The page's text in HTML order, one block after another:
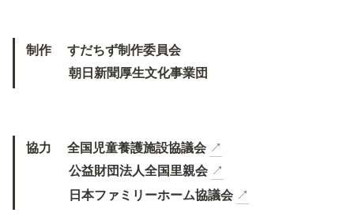
制作　 すだちず制作委員会
朝日新聞厚生文化事業団
協力　 全国児童養護施設協議会 ↗
公益財団法人全国里親会 ↗
日本ファミリーホーム協議会 ↗